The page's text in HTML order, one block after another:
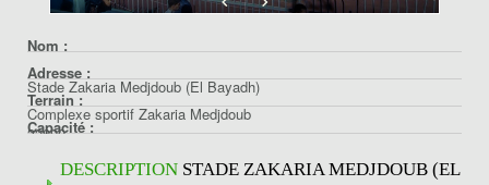
Nom :
Stade Zakaria Medjdoub (El Bayadh)
Adresse :
Complexe sportif Zakaria Medjdoub
32000
Algérie
Terrain :
gazon synthétique
Capacité :
DESCRIPTION STADE ZAKARIA MEDJDOUB (EL